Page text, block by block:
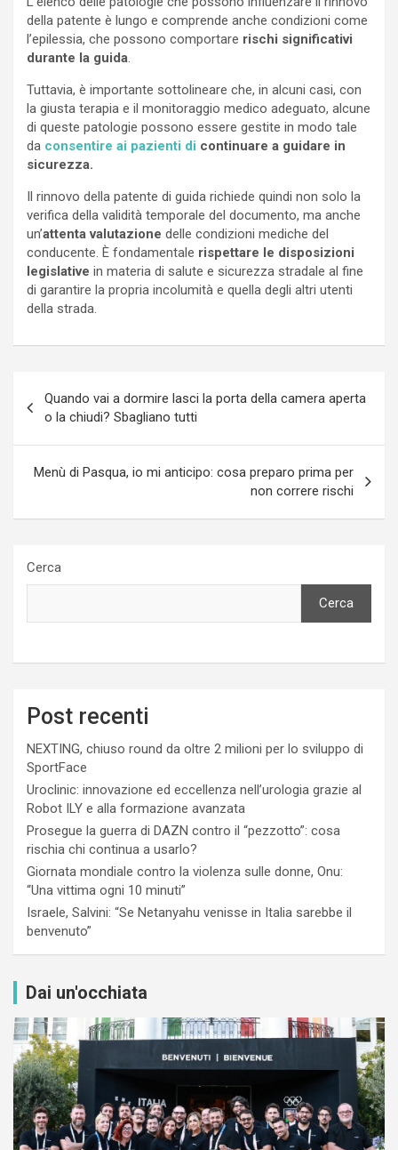
della patente è lungo e comprende anche condizioni come
l’epilessia, che possono comportare rischi significativi
durante la guida.
Tuttavia, è importante sottolineare che, in alcuni casi, con
la giusta terapia e il monitoraggio medico adeguato, alcune
di queste patologie possono essere gestite in modo tale
da consentire ai pazienti di continuare a guidare in
sicurezza.
Il rinnovo della patente di guida richiede quindi non solo la
verifica della validità temporale del documento, ma anche
un’attenta valutazione delle condizioni mediche del
conducente. È fondamentale rispettare le disposizioni
legislative in materia di salute e sicurezza stradale al fine
di garantire la propria incolumità e quella degli altri utenti
della strada.
articoli
Quando vai a dormire lasci la porta della camera aperta
o la chiudi? Sbagliano tutti
Menù di Pasqua, io mi anticipo: cosa preparo prima per
non correre rischi
Cerca
Cerca
Post recenti
NEXTING, chiuso round da oltre 2 milioni per lo sviluppo di
SportFace
Uroclinic: innovazione ed eccellenza nell’urologia grazie al
Robot ILY e alla formazione avanzata
Prosegue la guerra di DAZN contro il “pezzotto”: cosa
rischia chi continua a usarlo?
Giornata mondiale contro la violenza sulle donne, Onu:
“Una vittima ogni 10 minuti”
Israele, Salvini: “Se Netanyahu venisse in Italia sarebbe il
benvenuto”
Dai un'occhiata